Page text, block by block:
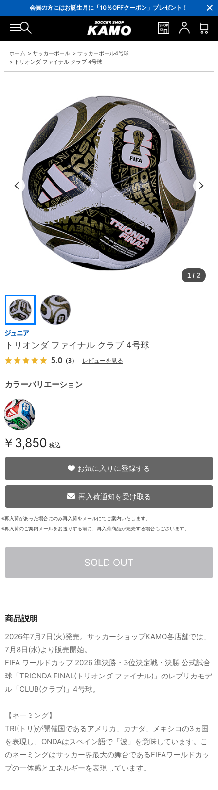
16,000円(税込)以上でシューズケースプレゼント！
3,300円(税込)以上で送料無料！
ホーム > サッカーボール > サッカーボール4号球
> トリオンダ ファイナル クラブ 4号球
1 / 2
トリオンダ ファイナル クラブ 4号球
5.0 （3） レビューを見る
カラーバリエーション
￥3,850 税込
お気に入りに登録する
再入荷通知を受け取る
※再入荷があった場合にのみ再入荷をメールにてご案内いたします。
※再入荷のご案内メールをお送りする前に、再入荷商品が完売する場合もございます。
SOLD OUT
商品説明
2026年7月7日(火)発売。サッカーショップKAMO各店舗では、
7月8日(水)より販売開始。
FIFA ワールドカップ 2026 準決勝・3位決定戦・決勝 公式試合
球「TRIONDA FINAL(トリオンダ ファイナル)」のレプリカモデ
ル「CLUB(クラブ)」4号球。
【ネーミング】
TRI(トリ)が開催国であるアメリカ、カナダ、メキシコの3ヵ国
を表現し、ONDAはスペイン語で「波」を意味しています。こ
のネーミングはサッカー界最大の舞台であるFIFAワールドカッ
プの一体感とエネルギーを表現しています。